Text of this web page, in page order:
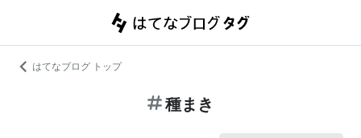
はてなブログ トップ
種まき